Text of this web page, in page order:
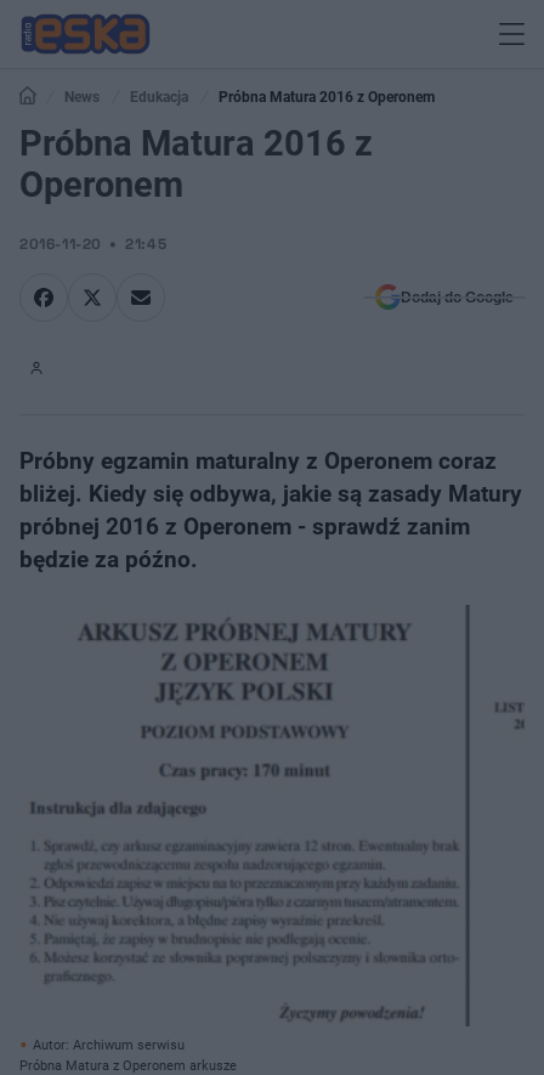
News Edukacja Próbna Matura 2016 z Operonem
Próbna Matura 2016 z
Operonem
2016-11-20 21:45
Dodaj do Google
Próbny egzamin maturalny z Operonem coraz
bliżej. Kiedy się odbywa, jakie są zasady Matury
próbnej 2016 z Operonem - sprawdź zanim
będzie za późno.
Autor: Archiwum serwisu
Próbna Matura z Operonem arkusze